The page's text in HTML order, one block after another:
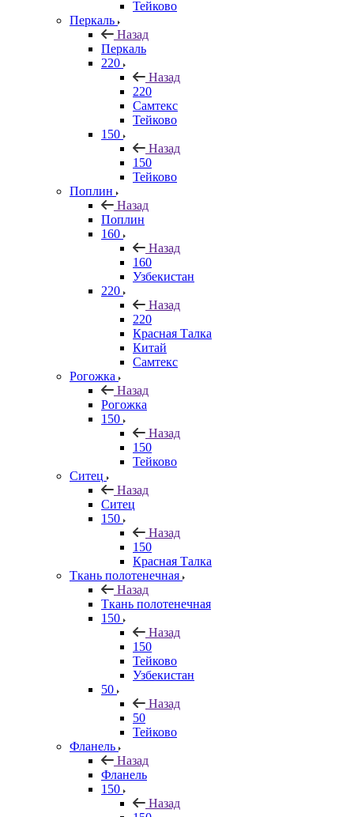
Тейково
Перкаль
Назад
Перкаль
220
Назад
220
Самтекс
Тейково
150
Назад
150
Тейково
Поплин
Назад
Поплин
160
Назад
160
Узбекистан
220
Назад
220
Красная Талка
Китай
Самтекс
Рогожка
Назад
Рогожка
150
Назад
150
Тейково
Ситец
Назад
Ситец
150
Назад
150
Красная Талка
Ткань полотенечная
Назад
Ткань полотенечная
150
Назад
150
Тейково
Узбекистан
50
Назад
50
Тейково
Фланель
Назад
Фланель
150
Назад